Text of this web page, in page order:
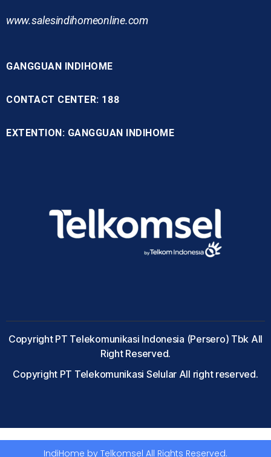
www.salesindihomeonline.com
GANGGUAN INDIHOME
CONTACT CENTER: 188
EXTENTION: GANGGUAN INDIHOME
Copyright PT Telekomunikasi Indonesia (Persero) Tbk All
Right Reserved.
Copyright PT Telekomunikasi Selular All right reserved.
IndiHome by Telkomsel All Rights Reserved.